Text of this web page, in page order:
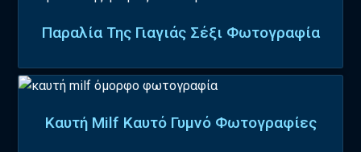
Παραλία Της Γιαγιάς Σέξι Φωτογραφία
Καυτή Milf Καυτό Γυμνό Φωτογραφίες